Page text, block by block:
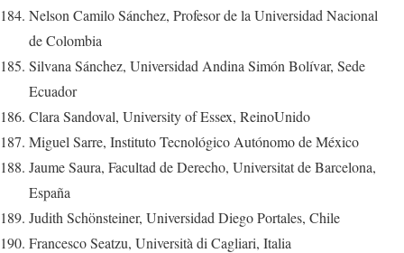
Nelson Camilo Sánchez, Profesor de la Universidad Nacional
de Colombia
Silvana Sánchez, Universidad Andina Simón Bolívar, Sede
Ecuador
Clara Sandoval, University of Essex, ReinoUnido
Miguel Sarre, Instituto Tecnológico Autónomo de México
Jaume Saura, Facultad de Derecho, Universitat de Barcelona,
España
Judith Schönsteiner, Universidad Diego Portales, Chile
Francesco Seatzu, Università di Cagliari, Italia